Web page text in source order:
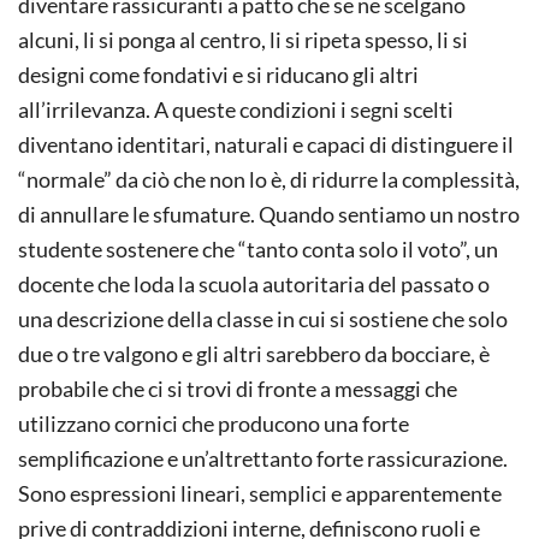
alcuni, li si ponga al centro, li si ripeta spesso, li si
designi come fondativi e si riducano gli altri
all’irrilevanza. A queste condizioni i segni scelti
diventano identitari, naturali e capaci di distinguere il
“normale” da ciò che non lo è, di ridurre la complessità,
di annullare le sfumature. Quando sentiamo un nostro
studente sostenere che “tanto conta solo il voto”, un
docente che loda la scuola autoritaria del passato o
una descrizione della classe in cui si sostiene che solo
due o tre valgono e gli altri sarebbero da bocciare, è
probabile che ci si trovi di fronte a messaggi che
utilizzano cornici che producono una forte
semplificazione e un’altrettanto forte rassicurazione.
Sono espressioni lineari, semplici e apparentemente
prive di contraddizioni interne, definiscono ruoli e